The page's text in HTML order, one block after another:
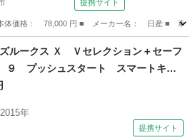
提携サイト
体価格： 78,000 円 ■ メーカー名： 日産 ■
ルークス Ｘ Ｖセレクション＋セーフ
９ プッシュスタート スマートキ
ースライドドア アイドリングスト
ジェンシーブレーキ 社外ＡＷ オ
コン フロアマット バイザー 社外
オ 修復歴無し 保証付き （車検整備
年
提携サイト